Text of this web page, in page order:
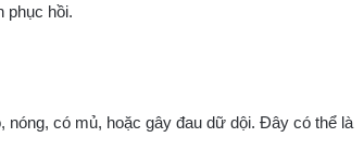
phục hồi.
có mủ, hoặc gây đau dữ dội. Đây có thể là